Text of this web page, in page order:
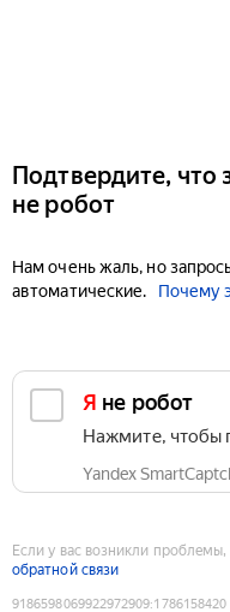
Подтвердите, что
не робот
Нам очень жаль, но
автоматические.
Почему
Я не робот
Нажмите, чтобы
Yandex
Если у вас возникли
обратной связи
9186598069922972909:1786158420